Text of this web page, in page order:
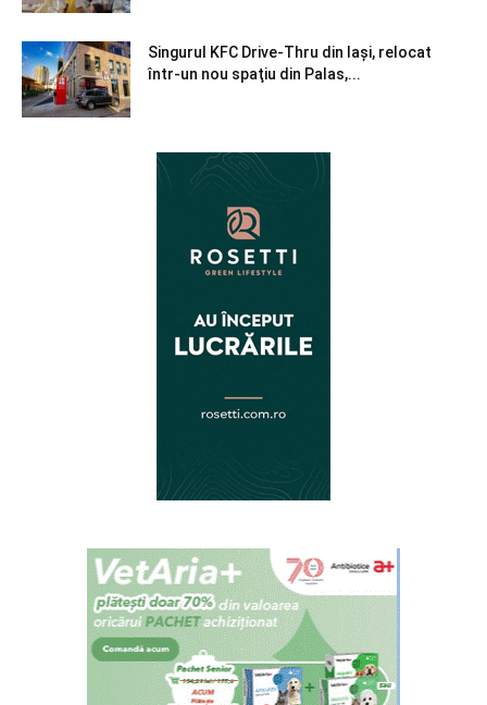
Singurul KFC Drive-Thru din Iași, relocat
într-un nou spaţiu din Palas,...